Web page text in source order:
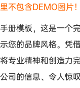
不包含DEMO图片！
册模板，这是一个
您的品牌风格。凭
专业精神和创造力
司的信息、令人惊